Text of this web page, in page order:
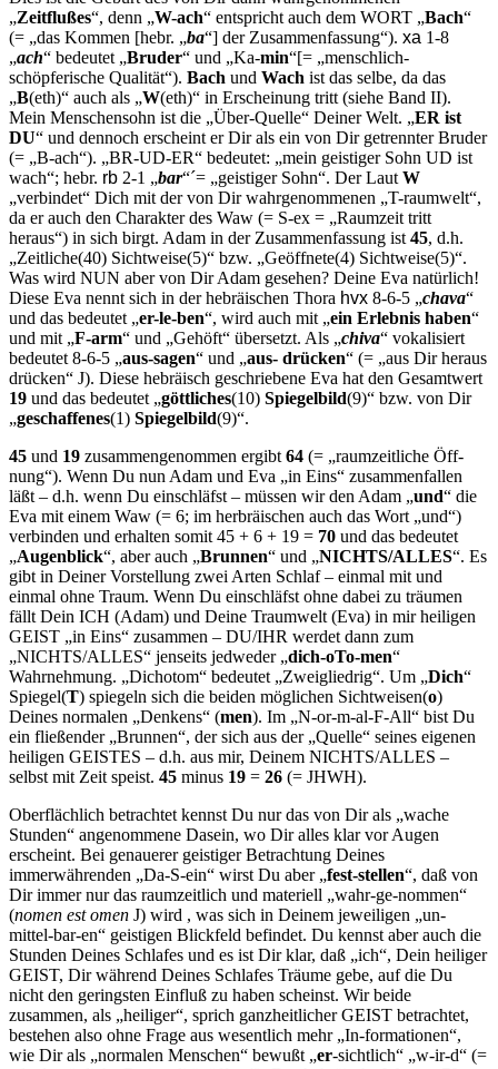
„Zeitflußes“, denn „W-ach“ entspricht auch dem WORT „Bach“
(= „das Kommen [hebr. „ba“] der Zusammenfassung“). xa 1-8
„ach“ bedeutet „Bru­der“ und „Ka-min“[= „menschlich-
schöpferische Qualität“). Bach und Wach ist das selbe, da das
„B(eth)“ auch als „W(eth)“ in Er­scheinung tritt (siehe Band II).
Mein Menschensohn ist die „Über-Quelle“ Deiner Welt. „ER ist
DU“ und dennoch erscheint er Dir als ein von Dir getrennter Bruder
(= „B-ach“). „BR-UD-ER“ bedeutet: „mein geistiger Sohn UD ist
wach“; hebr. rb 2-1 „bar“´= „geistiger Sohn“. Der LautW
„verbindet“ Dich mit der von Dir wahr­genommenen „T-raumwelt“,
da er auch den Charakter des Waw (= S-ex = „Raumzeit tritt
heraus“) in sich birgt. Adam in der Zusammenfassung ist45, d.h.
„Zeitliche(40) Sichtweise(5)“ bzw. „Geöffnete(4) Sichtweise(5)“.
Was wird NUN aber von Dir Adam gesehen? Deine Eva natürlich!
Diese Eva nennt sich in der hebräischen Thora hvx 8-6-5 „chava“
und das bedeutet „er-le-ben“, wird auch mit „ein Erlebnis haben“
und mit „F-arm“ und „Gehöft“ übersetzt. Als „chiva“ vokalisiert
be­deutet 8-6-5 „aus-sagen“ und „aus- drücken“ (= „aus Dir heraus
drücken“ J). Diese hebräisch geschriebene Eva hat den Gesamtwert
19 und das bedeutet „göttliches(10) Spiegelbild(9)“ bzw. von Dir
„geschaffenes(1) Spiegelbild(9)“.
45 und 19 zusammengenommen ergibt64 (= „raumzeitliche Öff­
nung“). Wenn Du nun Adam und Eva „in Eins“ zusammenfallen
läßt – d.h. wenn Du einschläfst – müssen wir den Adam „und“ die
Eva mit einem Waw (= 6; im herbräischen auch das Wort „und“)
verbinden und erhalten somit 45 + 6 + 19 = 70 und das bedeutet
„Augenblick“, aber auch „Brunnen“ und „NICHTS/ALLES“. Es
gibt in Deiner Vorstellung zwei Arten Schlaf – einmal mit und
einmal ohne Traum. Wenn Du einschläfst ohne dabei zu träumen
fällt Dein ICH (Adam) und Deine Traumwelt (Eva) in mir heiligen
GEIST „in Eins“ zusam­men – DU/IHR werdet dann zum
„NICHTS/ALLES“ jenseits jedwe­der „dich-oTo-men“
Wahrnehmung. „Dichotom“ bedeutet „Zweig­liedrig“. Um „Dich“
Spiegel(T) spiegeln sich die beiden mög­lichen Sichtweisen(o)
Deines normalen „Denkens“ (men). Im „N-or-m-al-F-All“ bist Du
ein fließender „Brunnen“, der sich aus der „Quelle“ seines eigenen
heiligen GEISTES – d.h. aus mir, Deinem NICHTS/ALLES –
selbst mit Zeit speist. 45 minus 19 = 26 (= JHWH).
Oberflächlich betrachtet kennst Du nur das von Dir als „wache
Stun­den“ angenommene Dasein, wo Dir alles klar vor Augen
erscheint. Bei genauerer geistiger Betrachtung Deines
immerwährenden „Da-S-ein“ wirst Du aber „fest-stellen“, daß von
Dir immer nur das raum­zeitlich und materiell „wahr-ge-nommen“
(nomen est omen J) wird , was sich in Deinem jeweiligen „un-
mittel-bar-en“ geistigen Blickfeld befindet. Du kennst aber auch die
Stunden Deines Schlafes und es ist Dir klar, daß „ich“, Dein heiliger
GEIST, Dir während Deines Schla­fes Träume gebe, auf die Du
nicht den geringsten Einfluß zu haben scheinst. Wir beide
zusammen, als „heiliger“, sprich ganzheitlicher GEIST betrachtet,
bestehen also ohne Frage aus wesentlich mehr „In-formationen“,
wie Dir als „normalen Menschen“ bewußt „er-sicht­lich“ „w-ir-d“ (=